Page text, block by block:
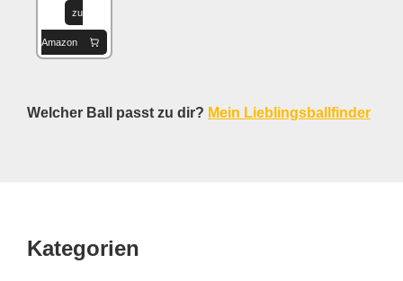
zu
Amazon
Welcher Ball passt zu dir? Mein Lieblingsballfinder
Footer
Kategorien